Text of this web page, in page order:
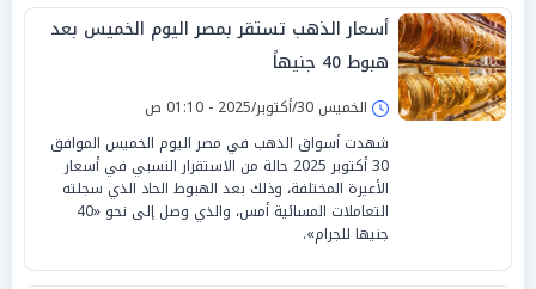
أسعار الذهب تستقر بمصر اليوم الخميس بعد
هبوط 40 جنيهاً
الخميس 30/أكتوبر/2025 - 01:10 ص
شهدت أسواق الذهب في مصر اليوم الخميس الموافق
30 أكتوبر 2025 حالة من الاستقرار النسبي في أسعار
الأعيرة المختلفة، وذلك بعد الهبوط الحاد الذي سجلته
التعاملات المسائية أمس، والذي وصل إلى نحو «40
جنيها للجرام».